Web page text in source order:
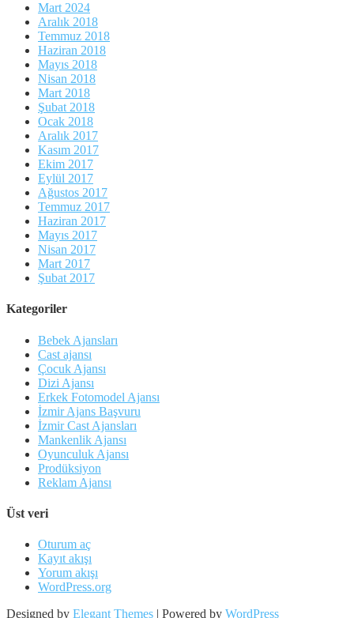
Mart 2024
Aralık 2018
Temmuz 2018
Haziran 2018
Mayıs 2018
Nisan 2018
Mart 2018
Şubat 2018
Ocak 2018
Aralık 2017
Kasım 2017
Ekim 2017
Eylül 2017
Ağustos 2017
Temmuz 2017
Haziran 2017
Mayıs 2017
Nisan 2017
Mart 2017
Şubat 2017
Kategoriler
Bebek Ajansları
Cast ajansı
Çocuk Ajansı
Dizi Ajansı
Erkek Fotomodel Ajansı
İzmir Ajans Başvuru
İzmir Cast Ajansları
Mankenlik Ajansı
Oyunculuk Ajansı
Prodüksiyon
Reklam Ajansı
Üst veri
Oturum aç
Kayıt akışı
Yorum akışı
WordPress.org
Designed by Elegant Themes | Powered by WordPress